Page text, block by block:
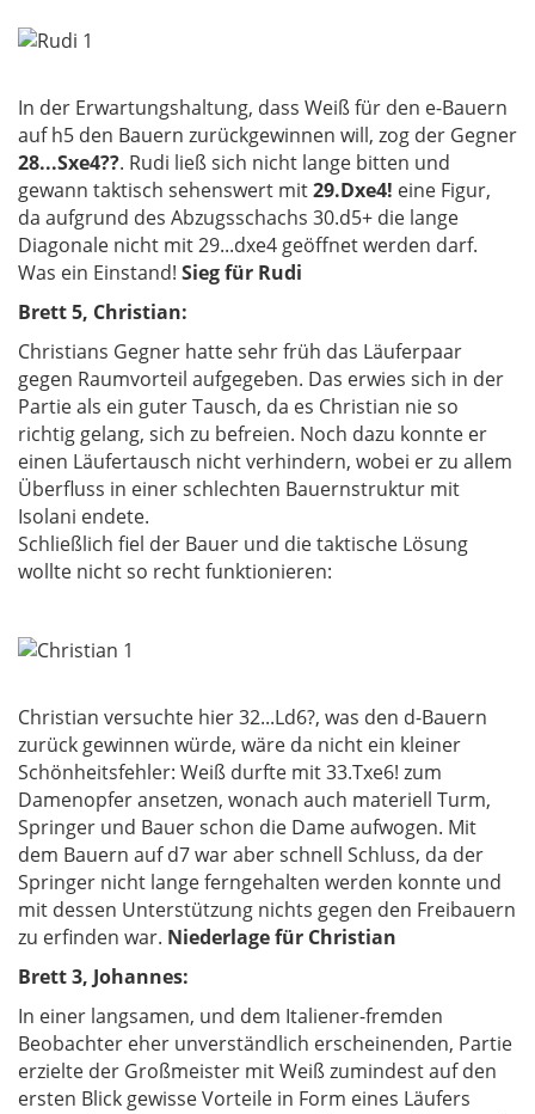
In der Erwartungshaltung, dass Weiß für den e-Bauern
auf h5 den Bauern zurückgewinnen will, zog der Gegner
28...Sxe4??. Rudi ließ sich nicht lange bitten und
gewann taktisch sehenswert mit29.Dxe4! eine Figur,
da aufgrund des Abzugsschachs 30.d5+ die lange
Diagonale nicht mit 29...dxe4 geöffnet werden darf.
Was ein Einstand! Sieg für Rudi
Brett 5, Christian:
Christians Gegner hatte sehr früh das Läuferpaar
gegen Raumvorteil aufgegeben. Das erwies sich in der
Partie als ein guter Tausch, da es Christian nie so
richtig gelang, sich zu befreien. Noch dazu konnte er
einen Läufertausch nicht verhindern, wobei er zu allem
Überfluss in einer schlechten Bauernstruktur mit
Isolani endete.
Schließlich fiel der Bauer und die taktische Lösung
wollte nicht so recht funktionieren:
Christian versuchte hier 32...Ld6?, was den d-Bauern
zurück gewinnen würde, wäre da nicht ein kleiner
Schönheitsfehler: Weiß durfte mit 33.Txe6! zum
Damenopfer ansetzen, wonach auch materiell Turm,
Springer und Bauer schon die Dame aufwogen. Mit
dem Bauern auf d7 war aber schnell Schluss, da der
Springer nicht lange ferngehalten werden konnte und
mit dessen Unterstützung nichts gegen den Freibauern
zu erfinden war. Niederlage für Christian
Brett 3, Johannes:
In einer langsamen, und dem Italiener-fremden
Beobachter eher unverständlich erscheinenden, Partie
erzielte der Großmeister mit Weiß zumindest auf den
ersten Blick gewisse Vorteile in Form eines Läufers